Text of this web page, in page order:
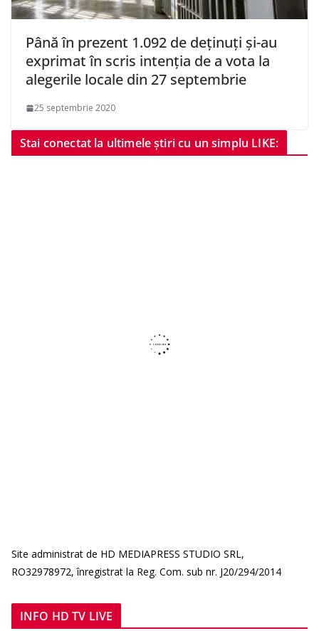
Până în prezent 1.092 de deţinuţi şi-au
exprimat în scris intenţia de a vota la
alegerile locale din 27 septembrie
25 septembrie 2020
Stai conectat la ultimele știri cu un simplu LIKE:
Site administrat de HD MEDIAPRESS STUDIO SRL,
RO32978972, înregistrat la Reg. Com. sub nr. J20/294/2014
INFO HD TV LIVE